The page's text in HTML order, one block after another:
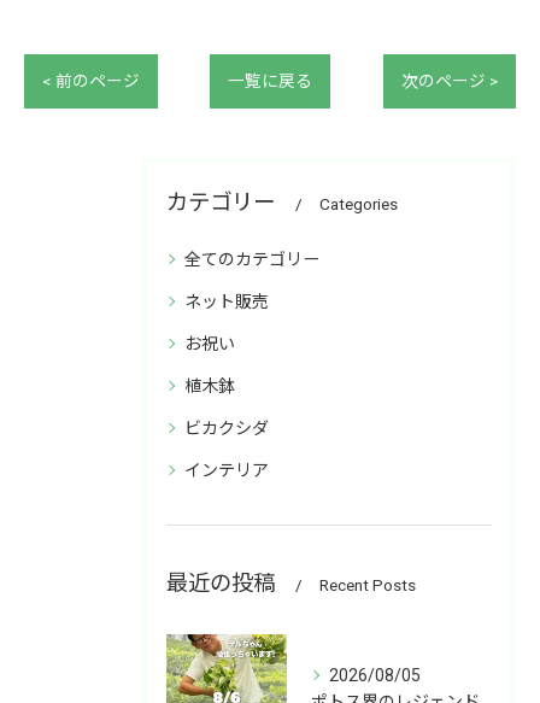
< 前のページ 一覧に戻る 次のページ >
カテゴリー Categories
全てのカテゴリー
ネット販売
お祝い
植木鉢
ビカクシダ
インテリア
最近の投稿 Recent Posts
2026/08/05